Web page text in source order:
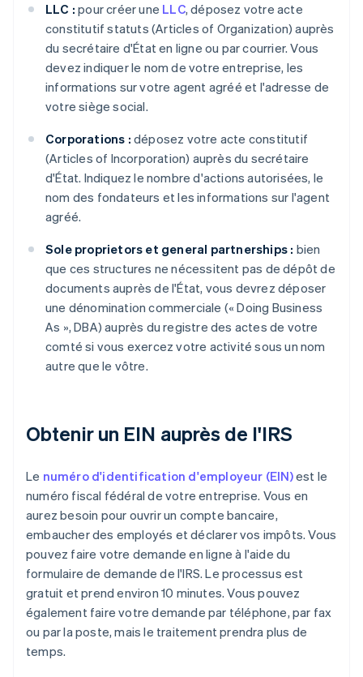
LLC : pour créer une LLC, déposez votre acte
constitutif statuts (Articles of Organization) auprès
du secrétaire d'État en ligne ou par courrier. Vous
devez indiquer le nom de votre entreprise, les
informations sur votre agent agréé et l'adresse de
votre siège social.
Corporations : déposez votre acte constitutif
(Articles of Incorporation) auprès du secrétaire
d'État. Indiquez le nombre d'actions autorisées, le
nom des fondateurs et les informations sur l'agent
agréé.
Sole proprietors et general partnerships : bien
que ces structures ne nécessitent pas de dépôt de
documents auprès de l'État, vous devrez déposer
une dénomination commerciale (« Doing Business
As », DBA) auprès du registre des actes de votre
comté si vous exercez votre activité sous un nom
autre que le vôtre.
Obtenir un EIN auprès de l'IRS
Le numéro d'identification d'employeur (EIN)est le
numéro fiscal fédéral de votre entreprise. Vous en
aurez besoin pour ouvrir un compte bancaire,
embaucher des employés et déclarer vos impôts. Vous
pouvez faire votre demande en ligne à l'aide du
formulaire de demande de l'IRS. Le processus est
gratuit et prend environ 10 minutes. Vous pouvez
également faire votre demande par téléphone, par fax
ou par la poste, mais le traitement prendra plus de
temps.